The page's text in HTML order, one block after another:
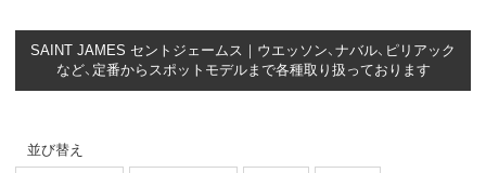
SAINT JAMES セントジェームス｜ウエッソン、ナバル、ピリアック
など、定番からスポットモデルまで各種取り扱っております
並び替え